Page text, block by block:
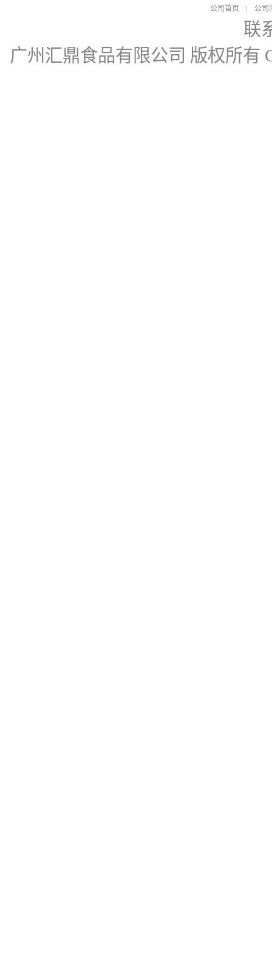
公司首页 公司
联
广州汇鼎食品有限公司 版权所有